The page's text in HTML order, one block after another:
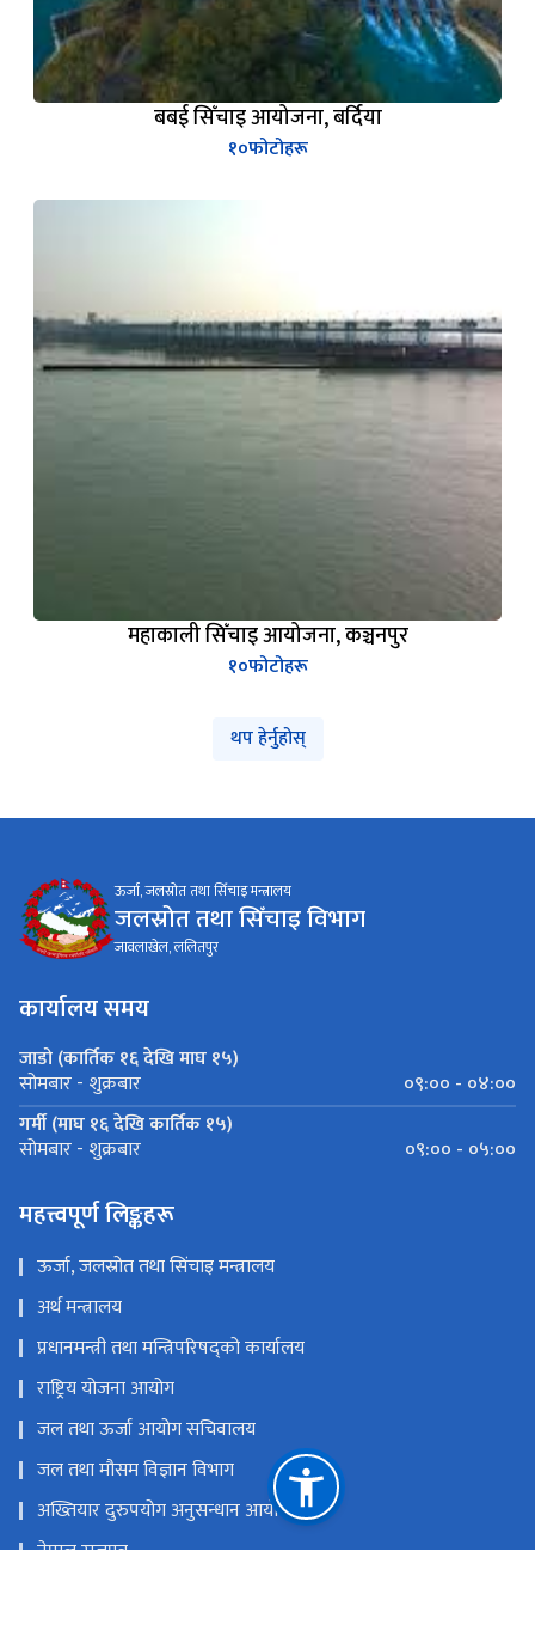
बबई सिँचाइ आयोजना, बर्दिया
१०फोटोहरू
महाकाली सिँचाइ आयोजना, कञ्चनपुर
१०फोटोहरू
थप हेर्नुहोस्
ऊर्जा, जलस्रोत तथा सिँचाइ मन्त्रालय
जलस्रोत तथा सिँचाइ विभाग
जावलाखेल, ललितपुर
कार्यालय समय
जाडो (कार्तिक १६ देखि माघ १५)
सोमबार - शुक्रबार
०९:०० - ०४:००
गर्मी (माघ १६ देखि कार्तिक १५)
सोमबार - शुक्रबार ०९:०० - ०५:००
महत्त्वपूर्ण लिङ्कहरू
ऊर्जा, जलस्रोत तथा सिंचाइ मन्त्रालय
अर्थ मन्त्रालय
प्रधानमन्त्री तथा मन्त्रिपरिषद्को कार्यालय
राष्ट्रिय योजना आयोग
जल तथा ऊर्जा आयोग सचिवालय
जल तथा मौसम विज्ञान विभाग
अख्तियार दुरुपयोग अनुसन्धान आयोग
नेपाल राजपत्र